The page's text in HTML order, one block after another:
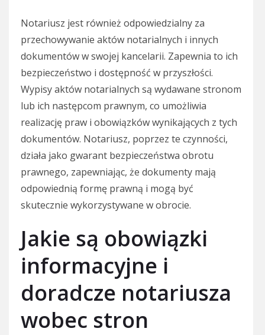
Notariusz jest również odpowiedzialny za
przechowywanie aktów notarialnych i innych
dokumentów w swojej kancelarii. Zapewnia to ich
bezpieczeństwo i dostępność w przyszłości.
Wypisy aktów notarialnych są wydawane stronom
lub ich następcom prawnym, co umożliwia
realizację praw i obowiązków wynikających z tych
dokumentów. Notariusz, poprzez te czynności,
działa jako gwarant bezpieczeństwa obrotu
prawnego, zapewniając, że dokumenty mają
odpowiednią formę prawną i mogą być
skutecznie wykorzystywane w obrocie.
Jakie są obowiązki
informacyjne i
doradcze notariusza
wobec stron